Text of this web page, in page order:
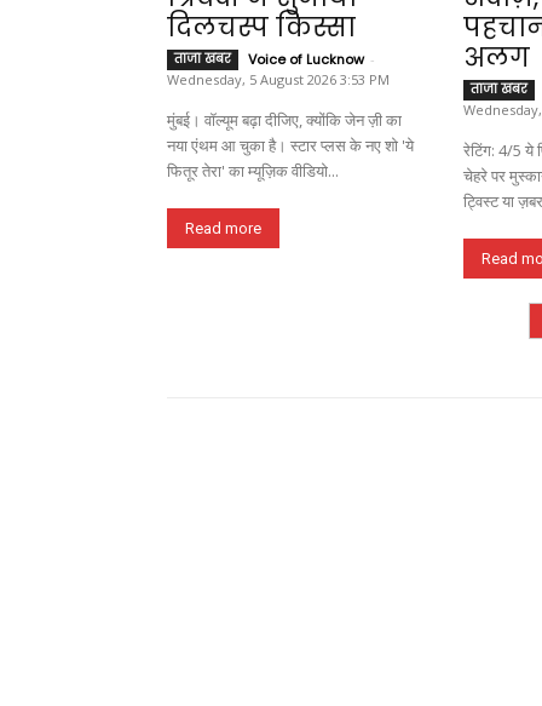
दिलचस्प किस्सा
ताजा खबर Voice of Lucknow -
Wednesday, 5 August 2026 3:53 PM
मुंबई। वॉल्यूम बढ़ा दीजिए, क्योंकि जेन ज़ी का
नया एंथम आ चुका है। स्टार प्लस के नए शो 'ये
फितूर तेरा' का म्यूज़िक वीडियो...
Read more
अलग
ताजा खबर
रेटिंग: 4/5 ये फितूर तेरा का पहला एपिसोड
चेहरे पर
ट्विस्ट या
Read